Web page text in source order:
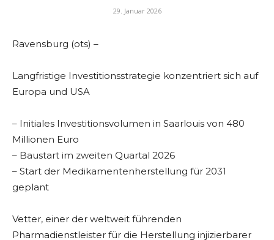
29. Januar 2026
Ravensburg (ots) –
Langfristige Investitionsstrategie konzentriert sich auf
Europa und USA
– Initiales Investitionsvolumen in Saarlouis von 480
Millionen Euro
– Baustart im zweiten Quartal 2026
– Start der Medikamentenherstellung für 2031
geplant
Vetter, einer der weltweit führenden
Pharmadienstleister für die Herstellung injizierbarer